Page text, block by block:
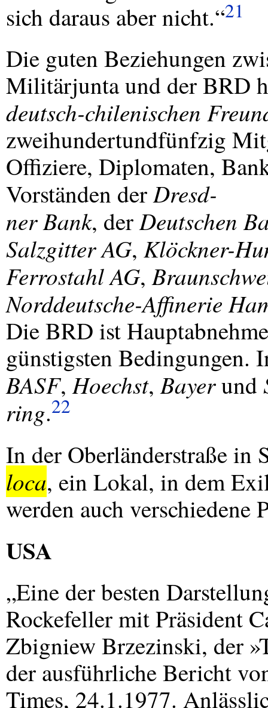
sich daraus aber nicht.“21
Die guten Beziehungen
Militärjunta und derBRD
deutsch-chilenischen
zweihundertundfünfzig
Offiziere, Diplomaten,
Vorständen derDresd-
ner Bank, derDeutschen
Salzgitter AG, Klöckner-
Ferrostahl AG,
Norddeutsche-Affinerie
DieBRD ist
günstigsten Bedingungen.
BASF,Hoechst,Bayerund
ring.22
In der Oberländerstraße in
loca, ein Lokal, in dem
werden auch
USA
„Eine der besten
Rockefeller mit Präsident
Zbigniew Brzezinski, der
der ausführliche Bericht
Times, 24.1.1977.